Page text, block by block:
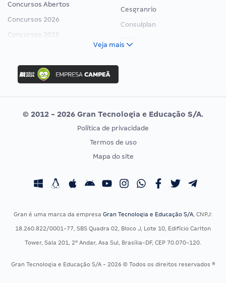
Concursos Abertos
Concursos 2026
Concursos 2025
Concurso Ibama
Concurso MPU
Editais publicados
Cesgranrio
Consulplan
Vunesp
CONCURSOS POR PROFISSÃO
Concursos Fiscais
Concursos Saúde
Residência Multiprofissional
EXAME DE ORDEM
Calendário OAB
Veja mais
© 2012 - 2026 Gran Tecnologia e Educação S/A.
Política de privacidade
Termos de uso
Mapa do site
Gran é uma marca da empresa Gran Tecnologia e Educação S/A, CNPJ:
18.260.822/0001-77, SBS Quadra 02, Bloco J, Lote 10, Edifício Carlton
Tower, Sala 201, 2º Andar, Asa Sul, Brasília-DF, CEP 70.070-120.
Gran Tecnologia e Educação S/A - 2026 © Todos os direitos reservados ®